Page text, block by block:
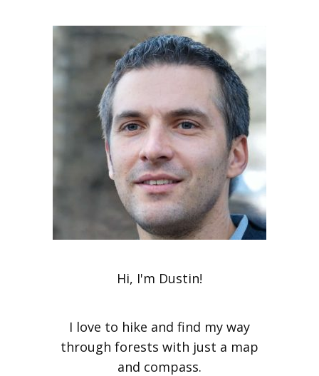
Hi, I'm Dustin!
I love to hike and find my way
through forests with just a map
and compass.